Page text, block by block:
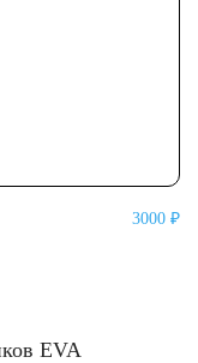
3000 ₽
EVA